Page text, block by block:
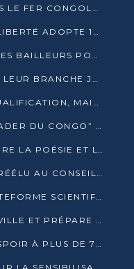
ULSAN HOLDING INVESTIT DANS LE FER CONGOLAIS
LE CONGRÈS MONDIAL DE LA LIBERTÉ ADOPTE 14 RÉSOLUTIONS HISTORIQUES
COP30 : LA BDEAC MOBILISE LES BAILLEURS POUR LE FONDS BLEU DU BASSIN DU CONGO
LES SOUVERAINISTES LANCENT LEUR BRANCHE JEUNE À BRAZZAVILLE
L’AS OTOHO, UN CLUB, UNE QUALIFICATION, MAIS ENCORE DES DOUTES
L’ONG BUTTERFLY SACRÉE “LEADER DU CONGO” AU PRIX D’EXCELLENCE 2025
STIVEN MAGE MAKANGA CÉLÈBRE LA POÉSIE ET L’HUMAIN AVEC SON RECUEIL “HECTARE”
PR. ROGER ARMAND MAKANY RÉÉLU AU CONSEIL DE L’AUF
ÉNERGIE : UNE NOUVELLE PLATEFORME SCIENTIFIQUE POUR LA TRANSITION ÉNERGÉTIQUE EN AFRIQUE CENTRALE
GOZEM DÉBARQUE À BRAZZAVILLE ET PRÉPARE SON ARRIVÉE À POINTE-NOIRE
L’ESPACE OPOKO REDONNE ESPOIR À PLUS DE 775 ÉLÈVES AUTOCHTONES DANS LE NORD DU CONGO